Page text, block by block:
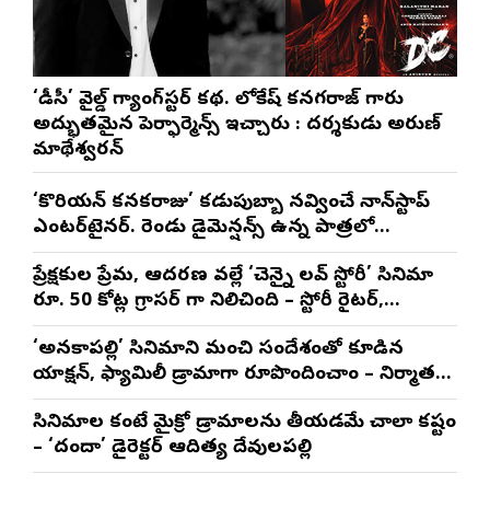
‘డీసీ’ వైల్డ్ గ్యాంగ్‌స్టర్ కథ. లోకేష్ కనగరాజ్ గారు
అద్భుతమైన పెర్ఫార్మెన్స్ ఇచ్చారు : దర్శకుడు అరుణ్
మాథేశ్వరన్
‘కొరియన్ కనకరాజు’ కడుపుబ్బా నవ్వించే నాన్‌స్టాప్
ఎంటర్‌టైనర్. రెండు డైమెన్షన్స్ ఉన్న పాత్రలో
నటించడం చాలా సంతృప్తినిచ్చింది : వరుణ్ తేజ్
ప్రేక్షకుల ప్రేమ, ఆదరణ వల్లే ‘చెన్నై లవ్ స్టోరీ’ సినిమా
రూ. 50 కోట్ల గ్రాసర్ గా నిలిచింది – స్టోరీ రైటర్,
ప్రొడ్యూసర్ సాయి రాజేష్
‘అనకాపల్లి’ సినిమాని మంచి సందేశంతో కూడిన
యాక్షన్, ఫ్యామిలీ డ్రామాగా రూపొందించాం – నిర్మాతలు
త్రినాథరావు నక్కిన, కాండ్రేగుల నాయుడు
సినిమాల కంటే మైక్రో డ్రామాలను తీయడమే చాలా కష్టం
– ‘దందా’ డైరెక్ట‌ర్ ఆదిత్య దేవులపల్లి